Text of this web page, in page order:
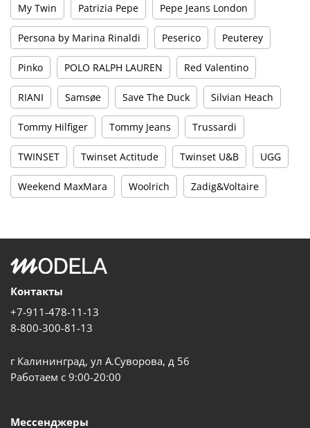
My Twin Patrizia Pepe Pepe Jeans London
Persona by Marina Rinaldi Peserico Peuterey
Pinko POLO RALPH LAUREN Red Valentino
RIANI Samsøe Save The Duck Silvian Heach
Tommy Hilfiger Tommy Jeans Trussardi
TWINSET Twinset Actitude Twinset U&B UGG
Weekend MaxMara Woolrich Zadig&Voltaire
Контакты
+7-911-478-11-13
8-800-300-81-13
г Калининград, ул А.Суворова, д 56
Работаем с 9:00-20:00
Мессенджеры